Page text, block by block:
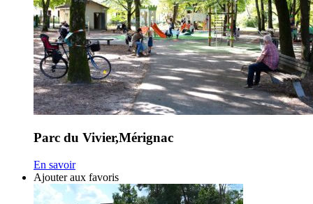
Parc du Vivier,Mérignac
En savoir
Ajouter aux favoris